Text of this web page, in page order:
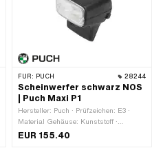
FÜR: PUCH 28244
Scheinwerfer schwarz NOS
| Puch Maxi P1
Hersteller: Puch · Prüfzeichen: E3 ·
Material Gehäuse: Kunststoff ·
Spannung: 6 V · Schalter inklusive:
EUR 155.40